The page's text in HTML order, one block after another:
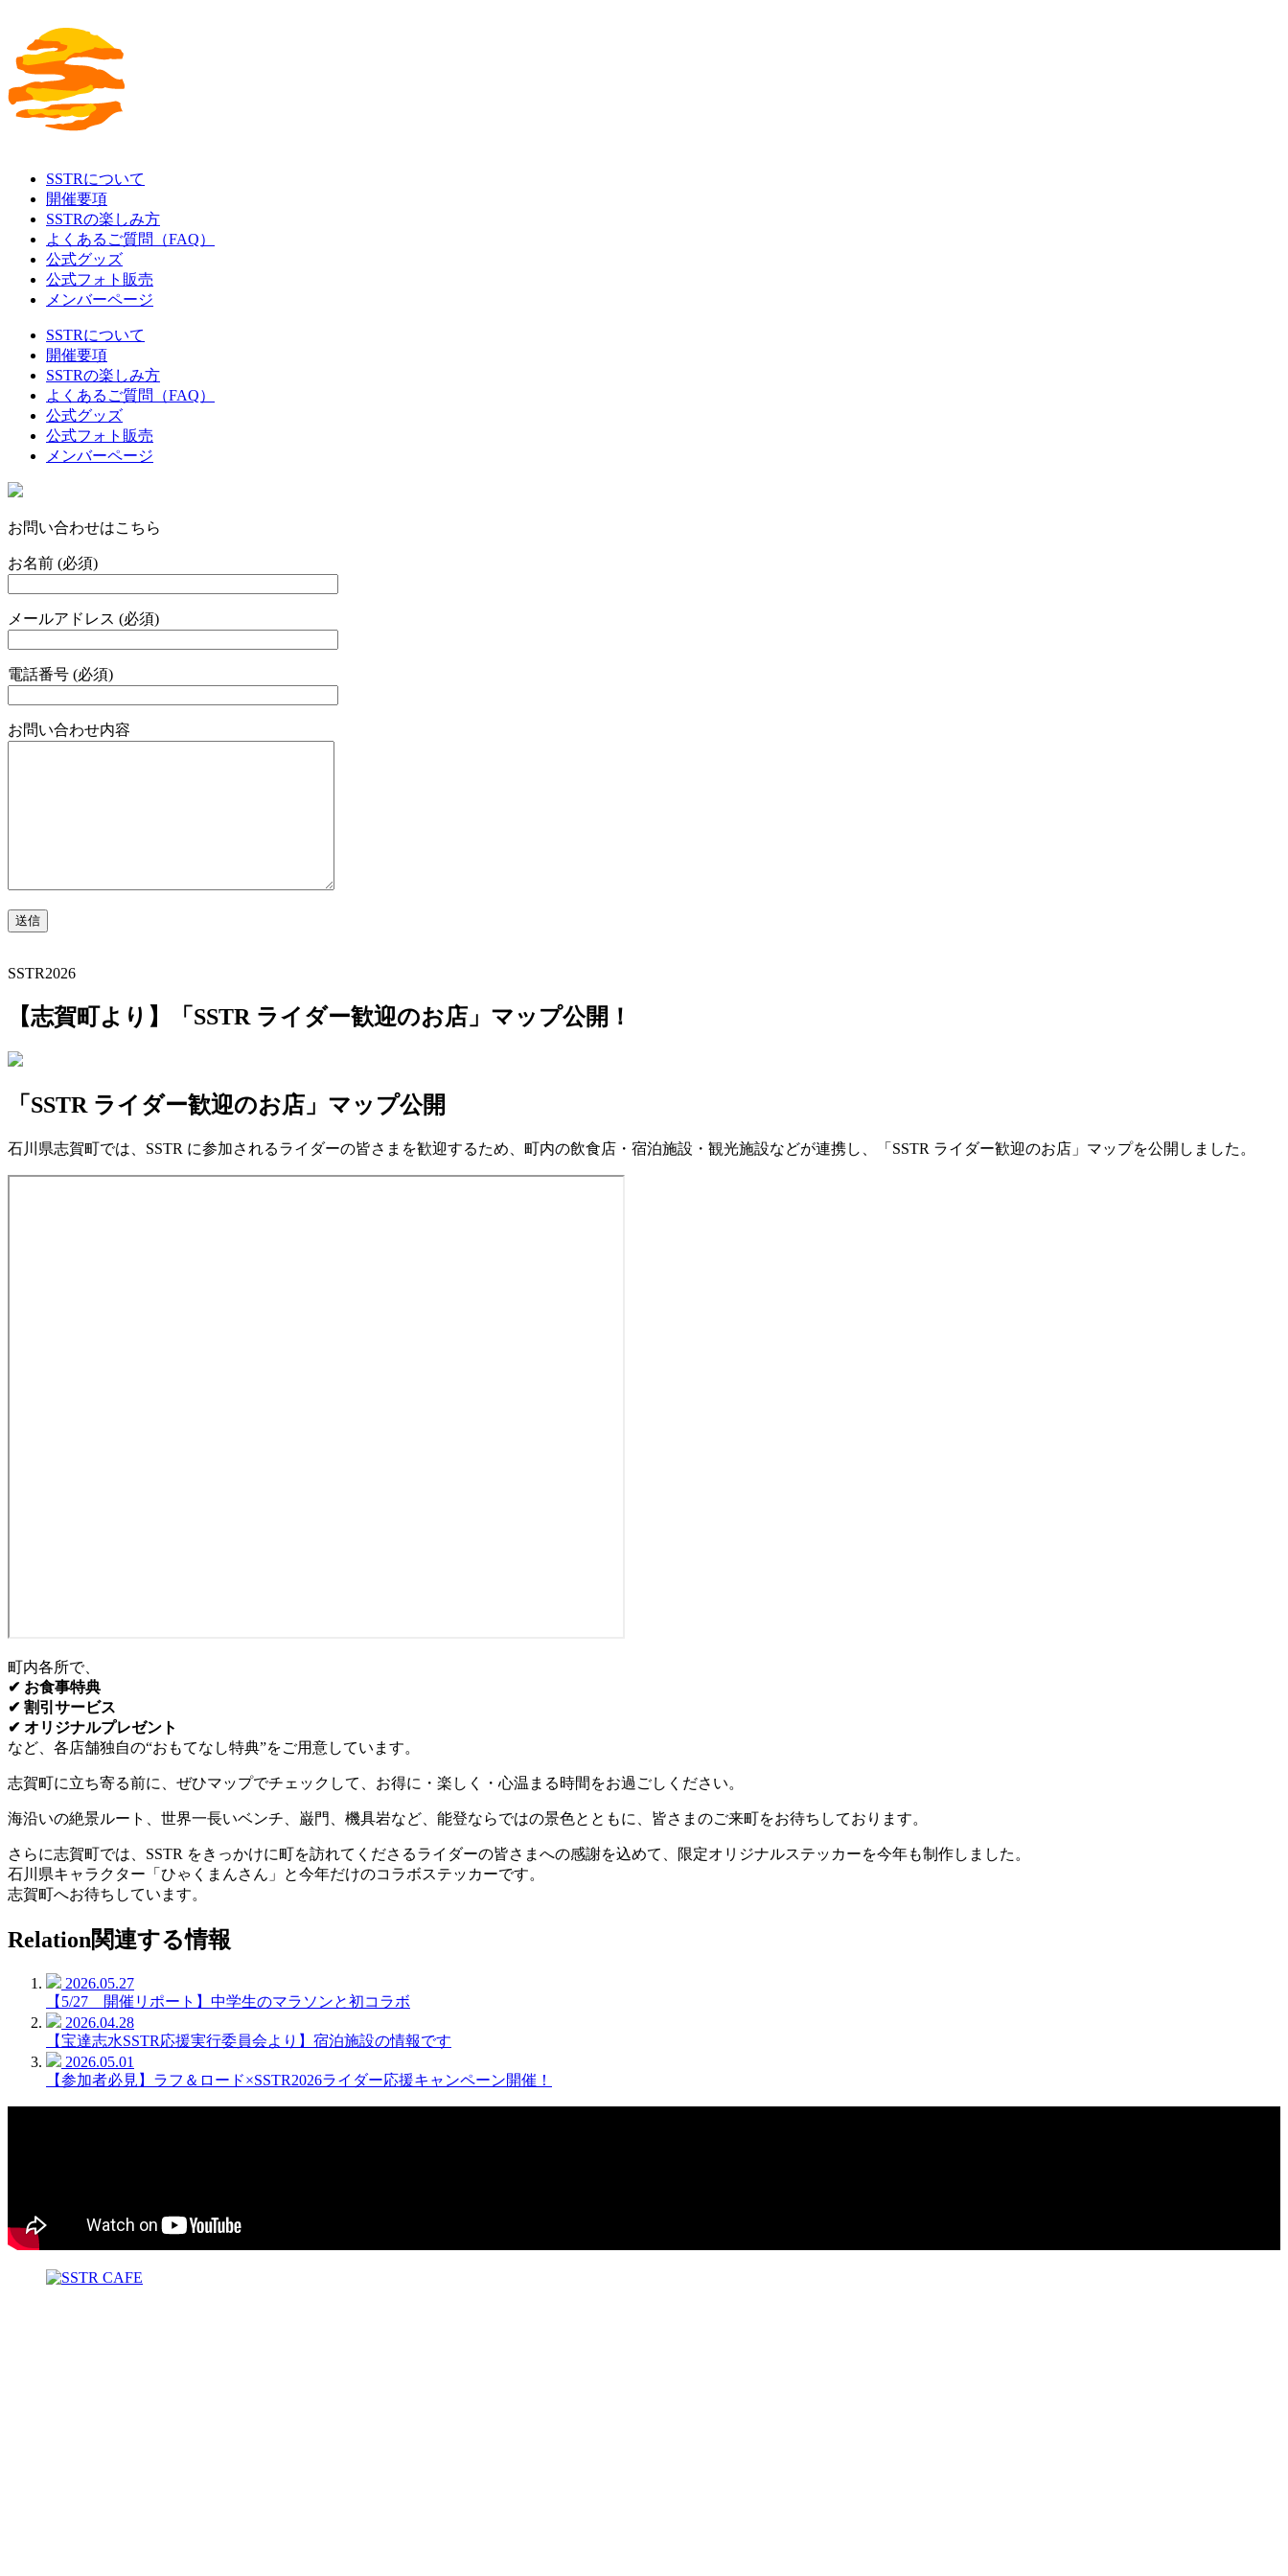
SSTRについて
開催要項
SSTRの楽しみ方
よくあるご質問（FAQ）
公式グッズ
公式フォト販売
メンバーページ
SSTRについて
開催要項
SSTRの楽しみ方
よくあるご質問（FAQ）
公式グッズ
公式フォト販売
メンバーページ
お問い合わせはこちら
お名前 (必須)
メールアドレス (必須)
電話番号 (必須)
お問い合わせ内容
SSTR2026
【志賀町より】「SSTR ライダー歓迎のお店」マップ公開！
「SSTR ライダー歓迎のお店」マップ公開
石川県志賀町では、SSTR に参加されるライダーの皆さまを歓迎するため、町内の飲食店・宿泊施設・観光施設などが連携し、「SSTR ライダー歓迎のお店」マップを公開しました。
町内各所で、
✔ お食事特典
✔ 割引サービス
✔ オリジナルプレゼント
など、各店舗独自の“おもてなし特典”をご用意しています。
志賀町に立ち寄る前に、ぜひマップでチェックして、お得に・楽しく・心温まる時間をお過ごしください。
海沿いの絶景ルート、世界一長いベンチ、巌門、機具岩など、能登ならではの景色とともに、皆さまのご来町をお待ちしております。
さらに志賀町では、SSTR をきっかけに町を訪れてくださるライダーの皆さまへの感謝を込めて、限定オリジナルステッカーを今年も制作しました。
石川県キャラクター「ひゃくまんさん」と今年だけのコラボステッカーです。
志賀町へお待ちしています。
Relation関連する情報
2026.05.27
【5/27 開催リポート】中学生のマラソンと初コラボ
2026.04.28
【宝達志水SSTR応援実行委員会より】宿泊施設の情報です
2026.05.01
【参加者必見】ラフ＆ロード×SSTR2026ライダー応援キャンペーン開催！